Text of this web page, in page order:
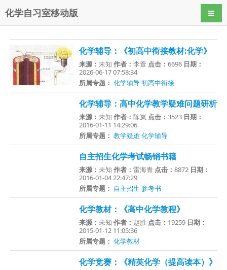
化学自习室移动版 导航
化学辅导：《初高中衔接教材:化学》
来源：未知作者：李萱 点击：6696 日期：
2026-06-17 07:58:34
所属专题： 化学辅导初高中衔接
化学辅导：高中化学教学疑难问题研析
来源：未知作者：陈岚 点击：3523 日期：
2016-01-11 14:29:06
所属专题： 教学疑难化学辅导
自主招生化学考试畅销书籍
来源：未知作者：雷海青 点击：8872 日期：
2016-01-04 22:47:29
所属专题： 自主招生 参考书
化学教材：《高中化学教程》
来源：未知作者： 赵胜 点击： 19259 日期：
2015-01-12 11:05:36
所属专题： 化学教材
化学竞赛：《精英化学（提高读本）》